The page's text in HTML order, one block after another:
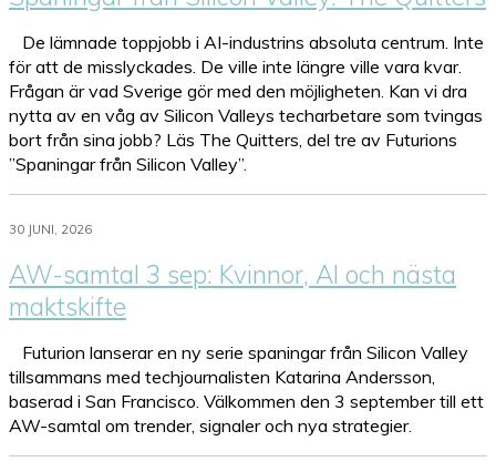
De lämnade toppjobb i AI-industrins absoluta centrum. Inte
för att de misslyckades. De ville inte längre ville vara kvar.
Frågan är vad Sverige gör med den möjligheten. Kan vi dra
nytta av en våg av Silicon Valleys techarbetare som tvingas
bort från sina jobb? Läs The Quitters, del tre av Futurions
”Spaningar från Silicon Valley”.
30 JUNI, 2026
AW-samtal 3 sep: Kvinnor, AI och nästa
maktskifte
Futurion lanserar en ny serie spaningar från Silicon Valley
tillsammans med techjournalisten Katarina Andersson,
baserad i San Francisco. Välkommen den 3 september till ett
AW-samtal om trender, signaler och nya strategier.